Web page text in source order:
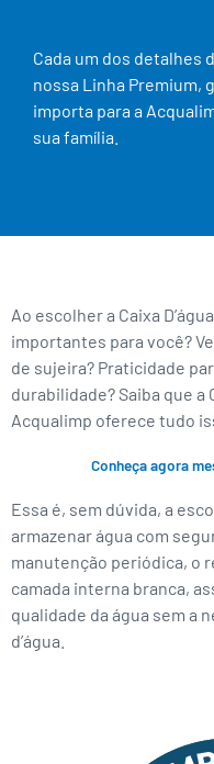
Cada um dos detalhes
nossa Linha Premium,
importa para a
sua família.
Ao escolher a Caixa
importantes para você?
de sujeira? Praticidade
durabilidade? Saiba que a
Acqualimp oferece tudo
Conheça agora
Essa é, sem dúvida, a
armazenar água com
manutenção periódica, o
camada interna branca,
qualidade da água sem a
d’água.